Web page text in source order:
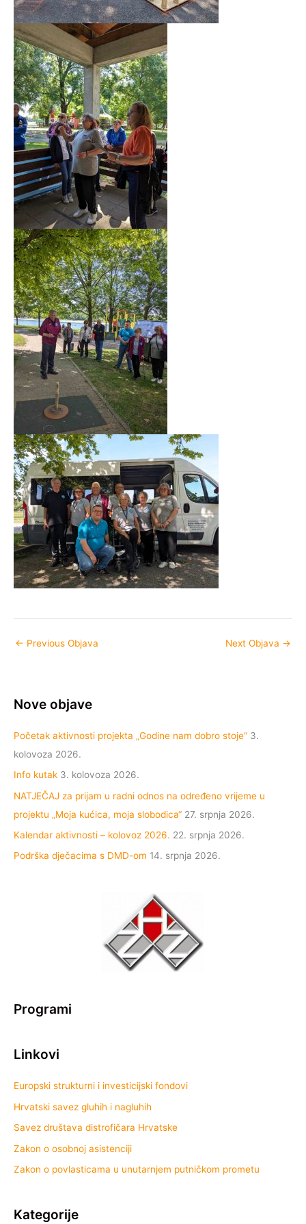
← Previous Objava Next Objava →
Nove objave
Početak aktivnosti projekta „Godine nam dobro stoje“ 3.
kolovoza 2026.
Info kutak 3. kolovoza 2026.
NATJEČAJ za prijam u radni odnos na određeno vrijeme u
projektu „Moja kućica, moja slobodica“ 27. srpnja 2026.
Kalendar aktivnosti – kolovoz 2026. 22. srpnja 2026.
Podrška dječacima s DMD-om 14. srpnja 2026.
Programi
Linkovi
Europski strukturni i investicijski fondovi
Hrvatski savez gluhih i nagluhih
Savez društava distrofičara Hrvatske
Zakon o osobnoj asistenciji
Zakon o povlasticama u unutarnjem putničkom prometu
Kategorije